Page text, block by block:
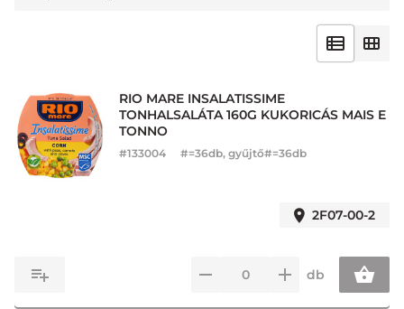
RIO MARE INSALATISSIME
TONHALSALÁTA 160G KUKORICÁS MAIS E
TONNO
#133004 #=36db, gyűjtő#=36db
2F07-00-2
db